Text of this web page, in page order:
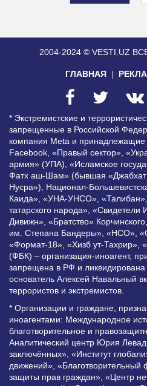
2004-2024 © VESTI.UZ
ГЛАВНАЯ
* Экстремистские и
запрещенные в Российской
компания Meta и принадлежащие
Facebook, «Правый сектор»,
армия» (УПА), «Исламское
Фатх аш-Шам» (бывшая «Джабхат
Нусра»), Национал-
Каида», «УНА-УНСО»,
татарского народа», «Свидетели
Дивижн», «Братство»
им. Степана Бандеры», «НСО»,
«Формат-18», «Хизб ут-Тахрир»,
(ФБК) – организация-иноагент,
запрещена в РФ и
основатель Алексей Навальный
террористов и экстремистов.
* Организации и граждане,
иноагентами: Международное
благотворительное и
Аналитический центр Юрия
заключённых», «Институт
движений», «Благотворительный
защиты прав граждан», «Центр